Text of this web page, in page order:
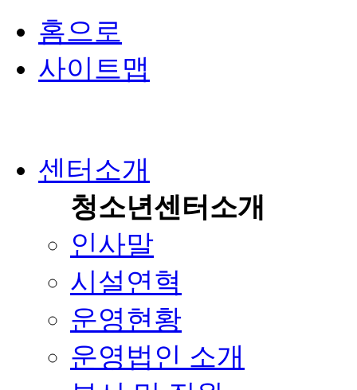
홈으로
사이트맵
센터소개
청소년센터소개
인사말
시설연혁
운영현황
운영법인 소개